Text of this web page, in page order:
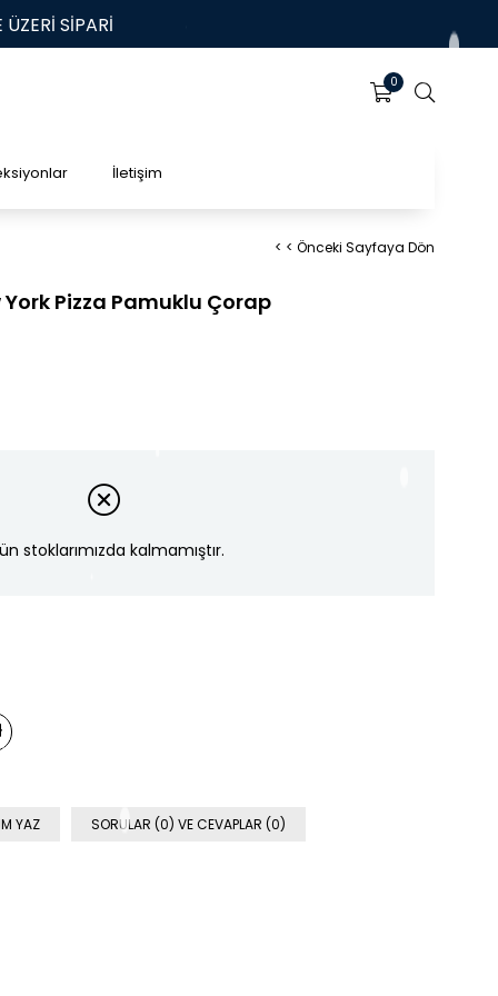
SİPARİŞLERİNİZDE ÜCRETSİZ KARGO | HIZLI TESLİMAT
0
İletişim
< < Önceki Sayfaya Dön
Pizza Pamuklu Çorap
stoklarımızda kalmamıştır.
YAZ SORULAR (0) VE CEVAPLAR (0)